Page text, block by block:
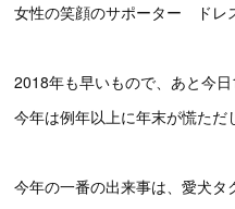
女性の笑顔のサポーター ドレ
2018年も早いもので、あと今日
今年は例年以上に年末が慌ただ
今年の一番の出来事は、愛犬タ